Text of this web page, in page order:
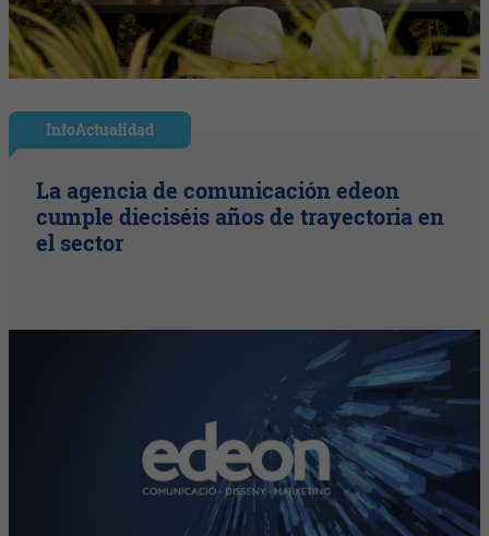
InfoActualidad
La agencia de comunicación edeon
cumple dieciséis años de trayectoria en
el sector